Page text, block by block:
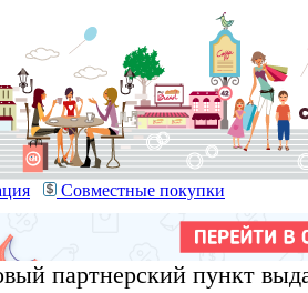
Совместные покупки
партнерский пункт